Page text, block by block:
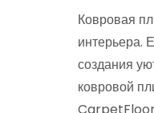
Ковровая
интерьера.
создания
ковровой